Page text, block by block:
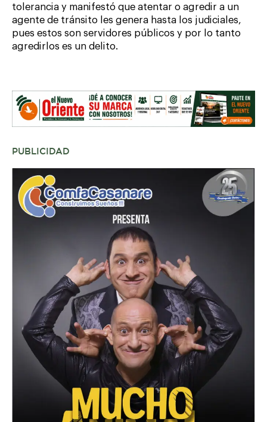
tolerancia y manifestó que atentar o agredir a un
agente de tránsito les genera hasta los judiciales,
pues estos son servidores públicos y por lo tanto
agredirlos es un delito.
PUBLICIDAD